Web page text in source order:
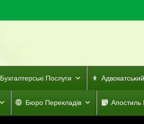
Бухгалтерські Послуги
Бюро Перекладів Апостиль